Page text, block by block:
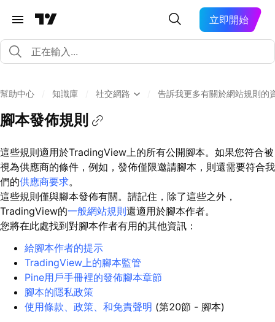
立即開始
幫助中心 知識庫 社交網路 告訴我更多有關於網站規則的
腳本發佈規則
這些規則適用於TradingView上的所有公開腳本。如果您符合被
視為供應商的條件，例如，發佈僅限邀請腳本，則還需要符合我
們的供應商要求。
這些規則僅與腳本發佈有關。請記住，除了這些之外，
TradingView的一般網站規則還適用於腳本作者。
您將在此處找到對腳本作者有用的其他資訊：
給腳本作者的提示
TradingView上的腳本監管
Pine用戶手冊裡的發佈腳本章節
腳本的隱私政策
使用條款、政策、和免責聲明 (第20節 - 腳本)